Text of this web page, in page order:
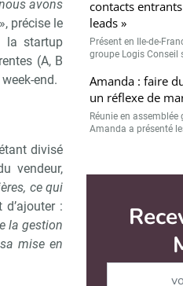
avons
», précise le
la startup
(A, B
end.
divisé
vendeur,
ce qui
:
la gestion
mise en
contacts
leads »
Présent en Ile-de-
groupe Logis Conseil
Amanda : faire
un réflexe de
Réunie en
Amanda a présenté